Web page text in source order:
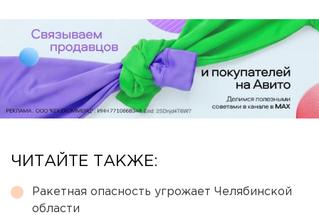
ЧИТАЙТЕ ТАКЖЕ:
Ракетная опасность угрожает Челябинской
области